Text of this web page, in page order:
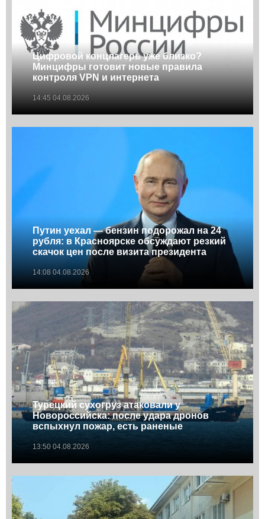
Цифровой концлагерь уже близко?
Минцифры готовит новые правила
контроля VPN и интернета
14:45 04.08.2026
Путин уехал — бензин подорожал на 24
рубля: в Красноярске обсуждают резкий
скачок цен после визита президента
14:08 04.08.2026
Турецкий сухогруз атаковали у
Новороссийска: после удара дронов
вспыхнул пожар, есть раненые
13:50 04.08.2026